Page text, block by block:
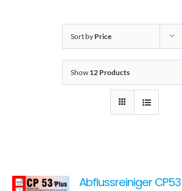
Sort by Price
Show 12 Products
Abflussreiniger CP53